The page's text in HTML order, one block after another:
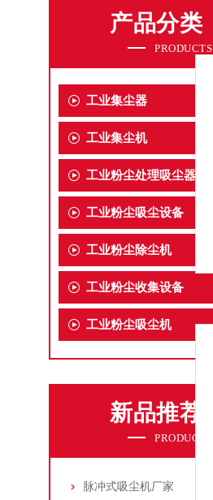
产品分类
PRODUCTS
工业集尘器
工业集尘机
工业粉尘处理吸尘器
工业粉尘吸尘设备
工业粉尘除尘机
工业粉尘收集设备
工业粉尘吸尘机
新品推荐
PRODUCTS
脉冲式吸尘机厂家